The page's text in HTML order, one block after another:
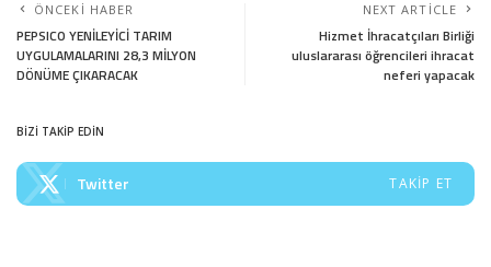
ÖNCEKI HABER
PEPSICO YENİLEYİCİ TARIM
UYGULAMALARINI 28,3 MİLYON
DÖNÜME ÇIKARACAK
NEXT ARTICLE
Hizmet İhracatçıları Birliği
uluslararası öğrencileri ihracat
neferi yapacak
BİZİ TAKİP EDİN
Twitter TAKIP ET